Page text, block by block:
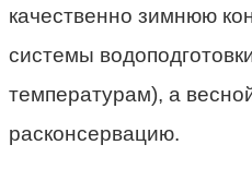
качественно зимнюю
системы
температурам), а
расконсервацию.